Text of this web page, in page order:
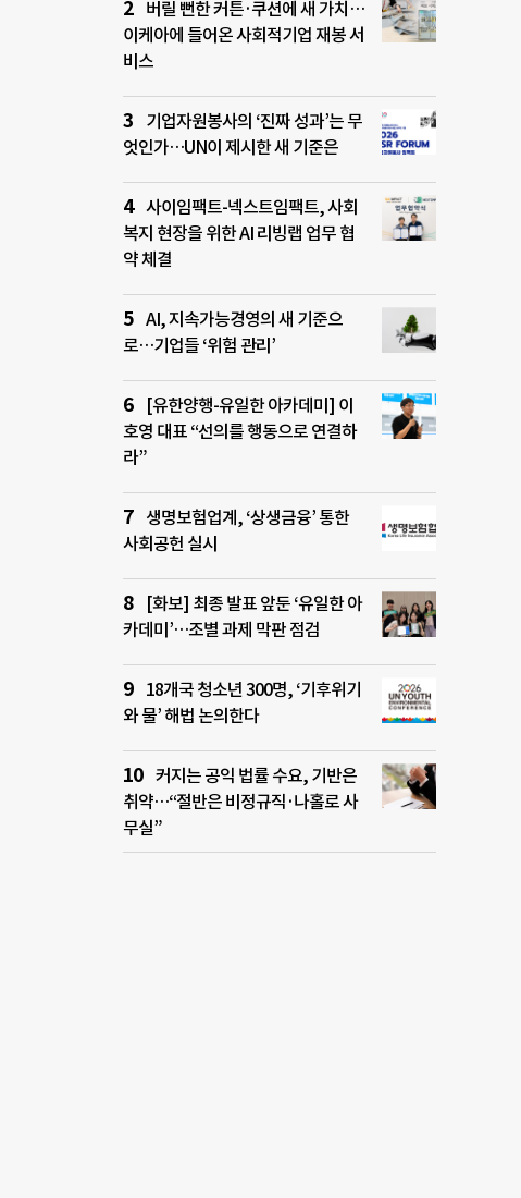
버릴 뻔한 커튼·쿠션에 새 가치…
이케아에 들어온 사회적기업 재봉 서
비스
기업자원봉사의 ‘진짜 성과’는 무
엇인가…UN이 제시한 새 기준은
사이임팩트-넥스트임팩트, 사회
복지 현장을 위한 AI 리빙랩 업무 협
약 체결
AI, 지속가능경영의 새 기준으
로…기업들 ‘위험 관리’
[유한양행-유일한 아카데미] 이
호영 대표 “선의를 행동으로 연결하
라”
생명보험업계, ‘상생금융’ 통한
사회공헌 실시
[화보] 최종 발표 앞둔 ‘유일한 아
카데미’…조별 과제 막판 점검
18개국 청소년 300명, ‘기후위기
와 물’ 해법 논의한다
커지는 공익 법률 수요, 기반은
취약…“절반은 비정규직·나홀로 사
무실”